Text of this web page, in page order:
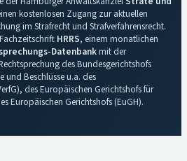
kostenlosen Zugang zur aktuellen
im Strafrecht und Strafverfahrensrecht.
HRRS, einem monatlichen
Datenbankmit der
des Bundesgerichtshofs
und Beschlüsse u.a. des
des Europäischen Gerichtshofs für
Europäischen Gerichtshofs (EuGH).